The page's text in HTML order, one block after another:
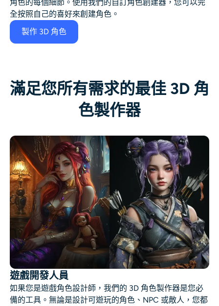
角色的每個細節。使用我們的自訂角色創建器，您可以完
全按照自己的喜好來創建角色。
製作 3D 角色
滿足您所有需求的最佳 3D 角
色製作器
遊戲開發人員
如果您是遊戲角色設計師，我們的 3D 角色製作器是您必
備的工具。無論是設計可遊玩的角色、NPC 或敵人，您都